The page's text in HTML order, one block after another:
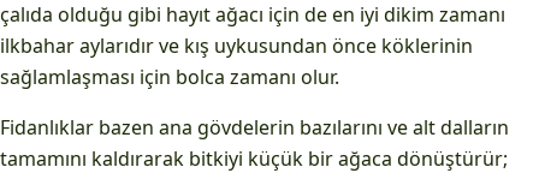
çalıda olduğu gibi hayıt ağacı için de en iyi dikim zamanı
ilkbahar aylarıdır ve kış uykusundan önce köklerinin
sağlamlaşması için bolca zamanı olur.
Fidanlıklar bazen ana gövdelerin bazılarını ve alt dalların
tamamını kaldırarak bitkiyi küçük bir ağaca dönüştürür;